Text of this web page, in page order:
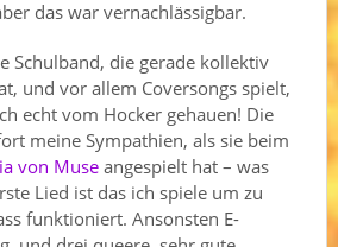
das war vernachlässigbar.
Schulband, die gerade kollektiv
und vor allem Coversongs spielt,
echt vom Hocker gehauen! Die
meine Sympathien, als sie beim
von Museangespielt hat – was
Lied ist das ich spiele um zu
funktioniert. Ansonsten E-